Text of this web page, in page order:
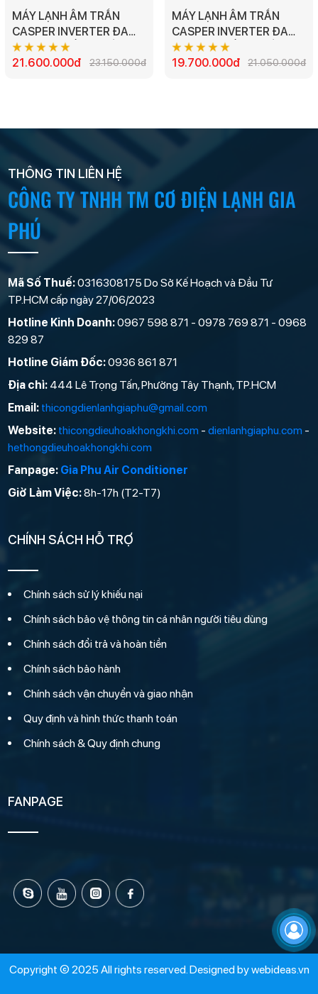
MÁY LẠNH ÂM TRẦN
CASPER INVERTER ĐA
HƯỚNG THỔI 1 CHIỀU
CC-24IS35 - 2.5HP
21.600.000đ 23.150.000đ
MÁY LẠNH ÂM TRẦN
CASPER INVERTER ĐA
HƯỚNG THỔI 1 CHIỀU
CC-18IS35 - 2.0HP
19.700.000đ 21.050.000đ
THÔNG TIN LIÊN HỆ
CÔNG TY TNHH TM CƠ ĐIỆN LẠNH GIA
PHÚ
Mã Số Thuế:0316308175 Do Sở Kế Hoạch và Đầu Tư
TP.HCM cấp ngày 27/06/2023
Hotline Kinh Doanh:0967 598 871 - 0978 769 871 - 0968
829 87
Hotline Giám Đốc:0936 861 871
Địa chỉ: 444 Lê Trọng Tấn, Phường Tây Thạnh, TP.HCM
Email: thicongdienlanhgiaphu@gmail.com
Website: thicongdieuhoakhongkhi.com -dienlanhgiaphu.com -
hethongdieuhoakhongkhi.com
Fanpage: Gia Phu Air Conditioner
Giờ Làm Việc:8h-17h (T2-T7)
CHÍNH SÁCH HỖ TRỢ
Chính sách sử lý khiếu nại
Chính sách bảo vệ thông tin cá nhân người tiêu dùng
Chính sách đổi trả và hoàn tiền
Chính sách bảo hành
Chính sách vận chuyển và giao nhận
Quy định và hình thức thanh toán
Chính sách & Quy định chung
FANPAGE
Copyright © 2025 All rights reserved. Designed bywebideas.vn